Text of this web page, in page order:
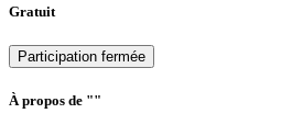
Gratuit
Participation fermée
À propos de ""